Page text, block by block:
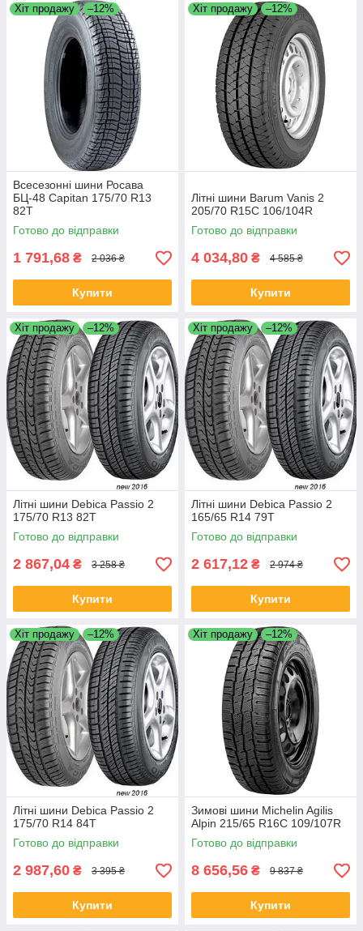
Хіт продажу –12%
Всесезонні шини Росава
БЦ-48 Capitan 175/70 R13
82T
Готово до відправки
1 791,68 ₴ 2 036 ₴
Купити
Хіт продажу –12%
Літні шини Barum Vanis 2
205/70 R15C 106/104R
Готово до відправки
4 034,80 ₴ 4 585 ₴
Купити
Хіт продажу –12%
Літні шини Debica Passio 2
175/70 R13 82T
Готово до відправки
2 867,04 ₴ 3 258 ₴
Купити
Хіт продажу –12%
Літні шини Debica Passio 2
165/65 R14 79T
Готово до відправки
2 617,12 ₴ 2 974 ₴
Купити
Хіт продажу –12%
Літні шини Debica Passio 2
175/70 R14 84T
Готово до відправки
2 987,60 ₴ 3 395 ₴
Купити
Хіт продажу –12%
Зимові шини Michelin Agilis
Alpin 215/65 R16C 109/107R
Готово до відправки
8 656,56 ₴ 9 837 ₴
Купити